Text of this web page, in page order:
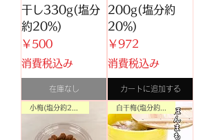
干し330g(塩分
約20%)
価格
￥500
消費税込み
在庫なし
200g(塩分約
20%)
価格
￥972
消費税込み
カートに追加する